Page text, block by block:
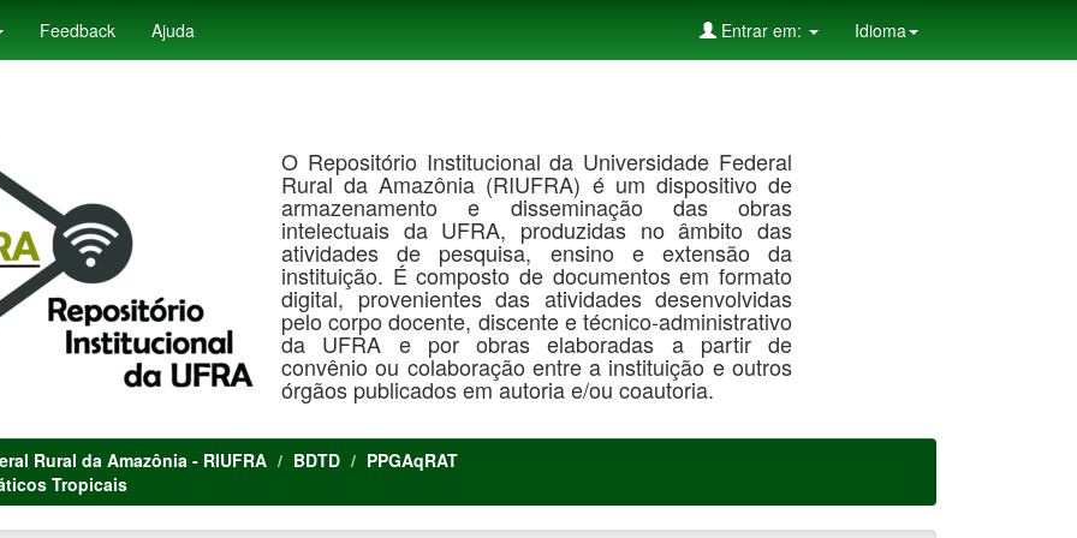
Feedback Ajuda Idioma
Entrar em:
O Repositório Institucional da Universidade Federal
Rural da Amazônia (RIUFRA) é um dispositivo de
armazenamento e disseminação das obras
intelectuais da UFRA, produzidas no âmbito das
atividades de pesquisa, ensino e extensão da
instituição. É composto de documentos em formato
digital, provenientes das atividades desenvolvidas
pelo corpo docente, discente e técnico-administrativo
da UFRA e por obras elaboradas a partir de
convênio ou colaboração entre a instituição e outros
órgãos publicados em autoria e/ou coautoria.
Rural da Amazônia - RIUFRA BDTD
PPGAqRAT
Tropicais